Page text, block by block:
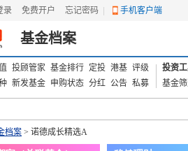
录 免费开户 忘记密码 手机客户端
基金档案
投顾管家 基金排行 定投 港基 评级
新发基金 申购状态 分红 公告 私募
投资
基金
档案 > 诺德成长精选A